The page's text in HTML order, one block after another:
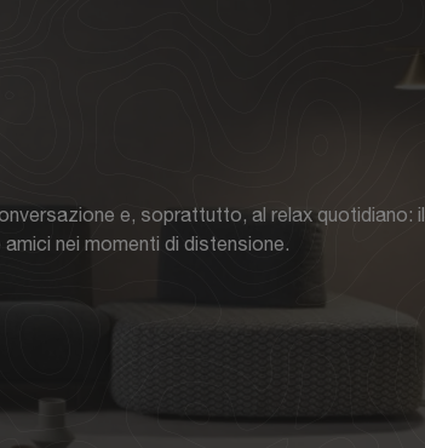
e, soprattutto, al relax quotidiano: il
nei momenti di distensione.